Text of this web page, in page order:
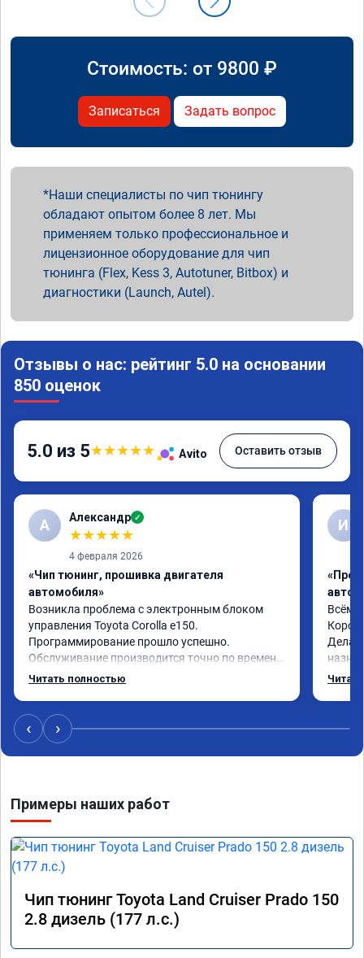
Стоимость: от 9800 ₽
Записаться Задать вопрос
Наши специалисты по чип тюнингу
обладают опытом более 8 лет. Мы
применяем только профессиональное и
лицензионное оборудование для чип
тюнинга (Flex, Kess 3, Autotuner, Bitbox) и
диагностики (Launch, Autel).
Отзывы о нас: рейтинг 5.0 на основании
850 оценок
5.0 из 5★★★★★ Avito Оставить отзыв
А Александр ✓
★★★★★
4 февраля 2026
«Чип тюнинг, прошивка двигателя
автомобиля»
Возникла проблема с электронным блоком
управления Toyota Corolla e150.
Программирование прошло успешно.
Обслуживание производится точно по времени
записи, без задержек. Работой сервиса
Читать полностью
И
Всём
Делал
‹ ›
Примеры наших работ
Чип тюнинг Toyota Land Cruiser Prado 150
2.8 дизель (177 л.с.)